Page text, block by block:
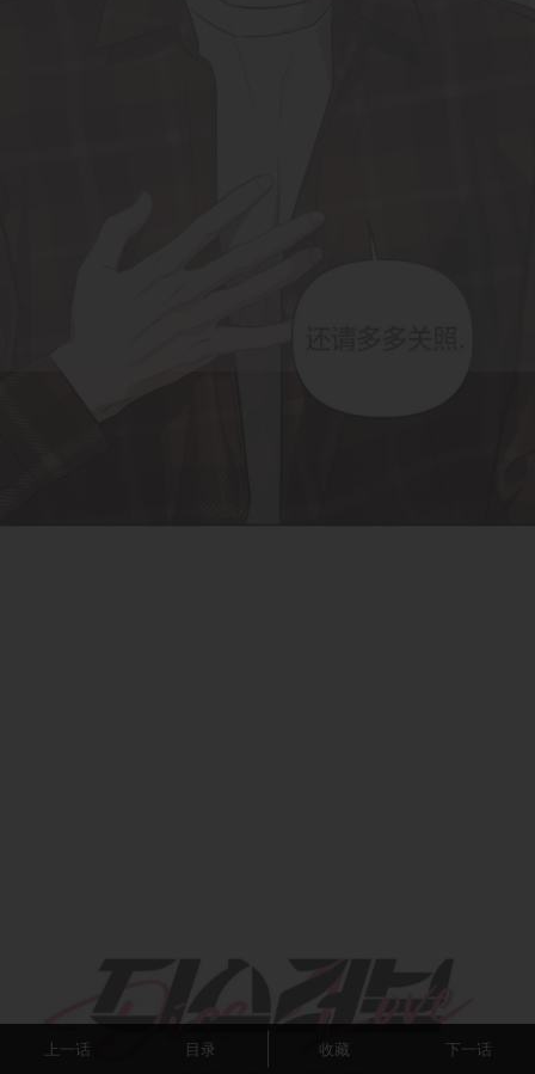
上一话 目录 收藏 下一话